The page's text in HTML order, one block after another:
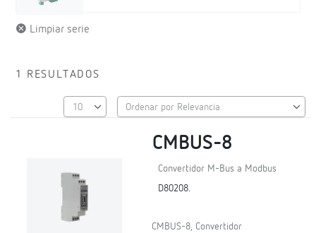
Limpiar serie
1 RESULTADOS
CMBUS-8
Convertidor M-Bus a Modbus
D80208.
CMBUS-8, Convertidor